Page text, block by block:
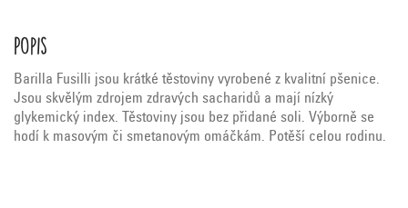
Popis
Barilla Fusilli jsou krátké těstoviny vyrobené z kvalitní pšenice.
Jsou skvělým zdrojem zdravých sacharidů a mají nízký
glykemický index. Těstoviny jsou bez přidané soli. Výborně se
hodí k masovým či smetanovým omáčkám. Potěší celou rodinu.